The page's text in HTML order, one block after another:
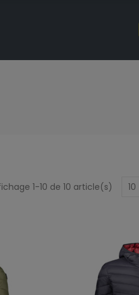
1-10 de 10 article(s) 10